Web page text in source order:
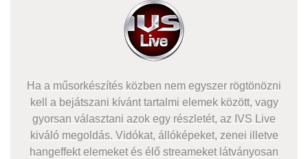
Ha a műsorkészítés közben nem egyszer rögtönözni
kell a bejátszani kívánt tartalmi elemek között, vagy
gyorsan választani azok egy részletét, az IVS Live
kiváló megoldás. Vidókat, állóképeket, zenei illetve
hangeffekt elemeket és élő streameket látványosan